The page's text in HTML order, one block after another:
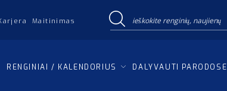
Maitinimas
RENGINIAI / KALENDORIUS DALYVAUTI PARODOSE